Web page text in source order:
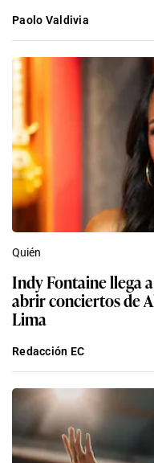
Paolo Valdivia
Quién
Indy Fontaine llega
abrir conciertos de
Lima
Redacción EC